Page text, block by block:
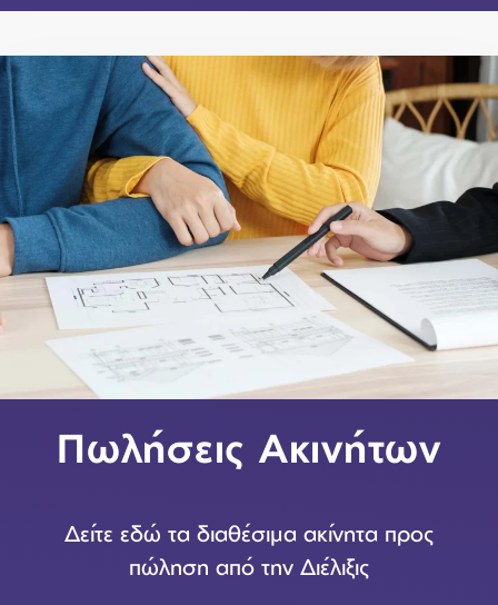
Πωλήσεις Ακινήτων
Δείτε εδώ τα διαθέσιμα ακίνητα προς
πώληση από την Διέλιξις